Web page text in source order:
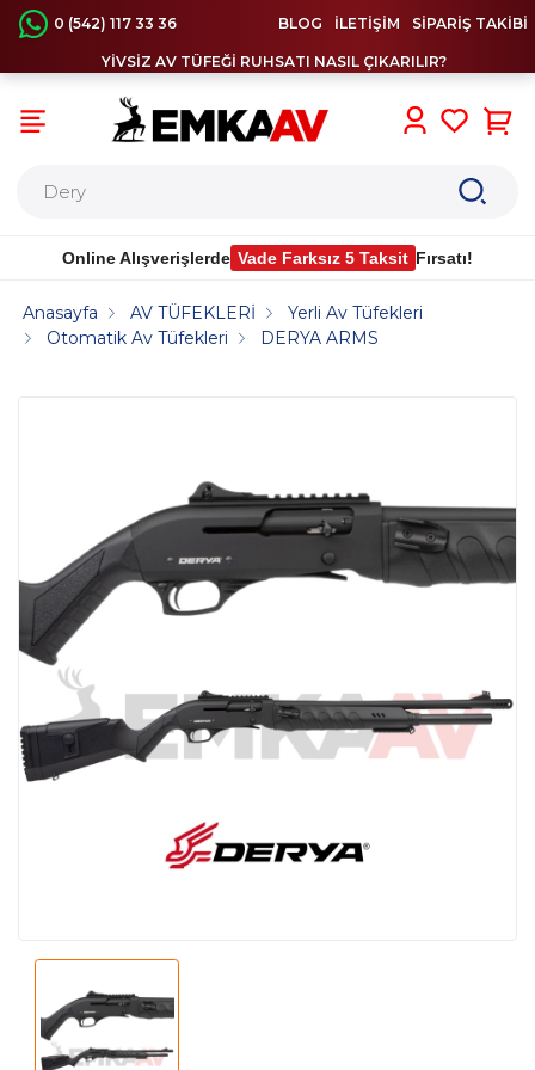
0 (542) 117 33 36 BLOG İLETİŞİM SİPARİŞ TAKİBİ
YİVSİZ AV TÜFEĞİ RUHSATI NASIL ÇIKARILIR?
Online Alışverişlerde Vade Farksız 5 Taksit Fırsatı!
Anasayfa AV TÜFEKLERİ
Yerli Av Tüfekleri
Otomatik Av Tüfekleri
DERYA ARMS